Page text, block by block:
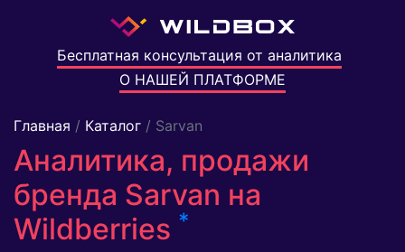
Бесплатная консультация от аналитика
О НАШЕЙ ПЛАТФОРМЕ
Главная / Каталог / Sarvan
Аналитика, продажи
бренда Sarvan на
Wildberries *